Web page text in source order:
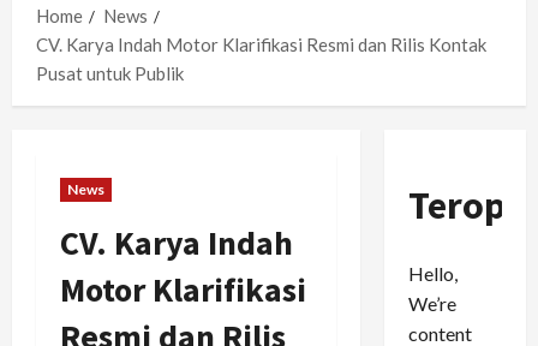
Home
News
CV. Karya Indah Motor Klarifikasi Resmi dan Rilis Kontak
Pusat untuk Publik
News
CV. Karya Indah
Motor Klarifikasi
Resmi dan Rilis
Hello,
We’re
content